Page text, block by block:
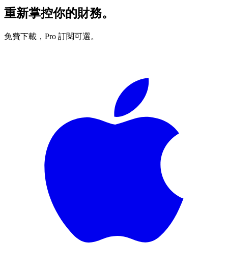
重新掌控你的財務。
免費下載，Pro 訂閱可選。